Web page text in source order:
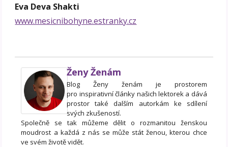
Eva Deva Shakti
www.mesicnibohyne.estranky.cz
Ženy Ženám
Blog Ženy ženám je prostorem
pro inspirativní články našich lektorek a dává
prostor také dalším autorkám ke sdílení
svých zkušeností.
Společně se tak můžeme dělit o rozmanitou ženskou
moudrost a každá z nás se může stát ženou, kterou chce
ve svém životě vidět.